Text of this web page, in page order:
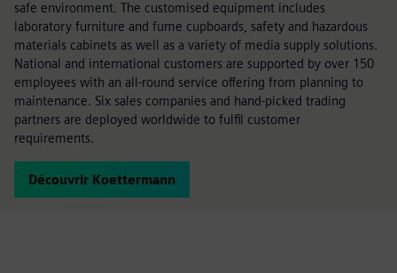
safe environment. The customised equipment includes
laboratory furniture and fume cupboards, safety and hazardous
materials cabinets as well as a variety of media supply solutions.
National and international customers are supported by over 150
employees with an all-round service offering from planning to
maintenance. Six sales companies and hand-picked trading
partners are deployed worldwide to fulfil customer
requirements.
Découvrir Koettermann